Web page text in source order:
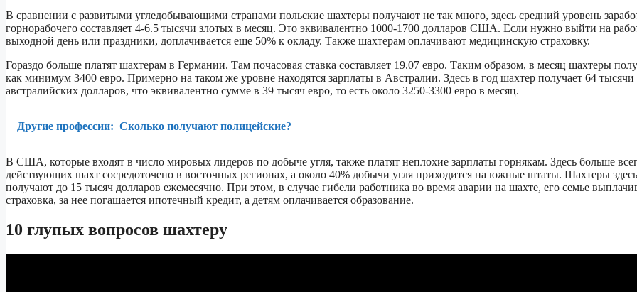
В сравнении с развитыми угледобывающими странами польские шахтеры получают не так много, здесь средний уровень
горнорабочего составляет 4-6.5 тысячи злотых в месяц. Это эквивалентно 1000-1700 долларов США. Если нужно выйти на
выходной день или праздники, доплачивается еще 50% к окладу. Также шахтерам оплачивают медицинскую страховку.
Гораздо больше платят шахтерам в Германии. Там почасовая ставка составляет 19.07 евро. Таким образом, в месяц шахтеры
как минимум 3400 евро. Примерно на таком же уровне находятся зарплаты в Австралии. Здесь в год шахтер получает 64 тысячи
австралийских долларов, что эквивалентно сумме в 39 тысяч евро, то есть около 3250-3300 евро в месяц.
Другие профессии: Сколько получают полицейские?
В США, которые входят в число мировых лидеров по добыче угля, также платят неплохие зарплаты горнякам. Здесь больше
действующих шахт сосредоточено в восточных регионах, а около 40% добычи угля приходится на южные штаты. Шахтеры здесь
получают до 15 тысяч долларов ежемесячно. При этом, в случае гибели работника во время аварии на шахте, его семье
страховка, за нее погашается ипотечный кредит, а детям оплачивается образование.
10 глупых вопросов шахтеру